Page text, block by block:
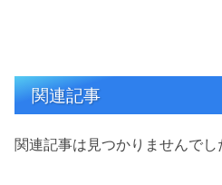
関連記事
関連記事は見つかりませんでし